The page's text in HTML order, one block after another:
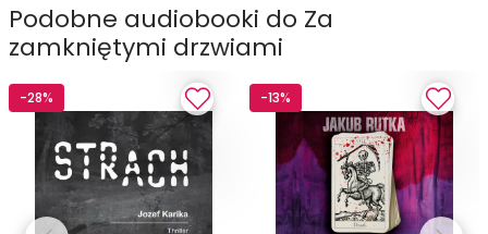
Podobne audiobooki do Za
zamkniętymi drzwiami
-28% -13%